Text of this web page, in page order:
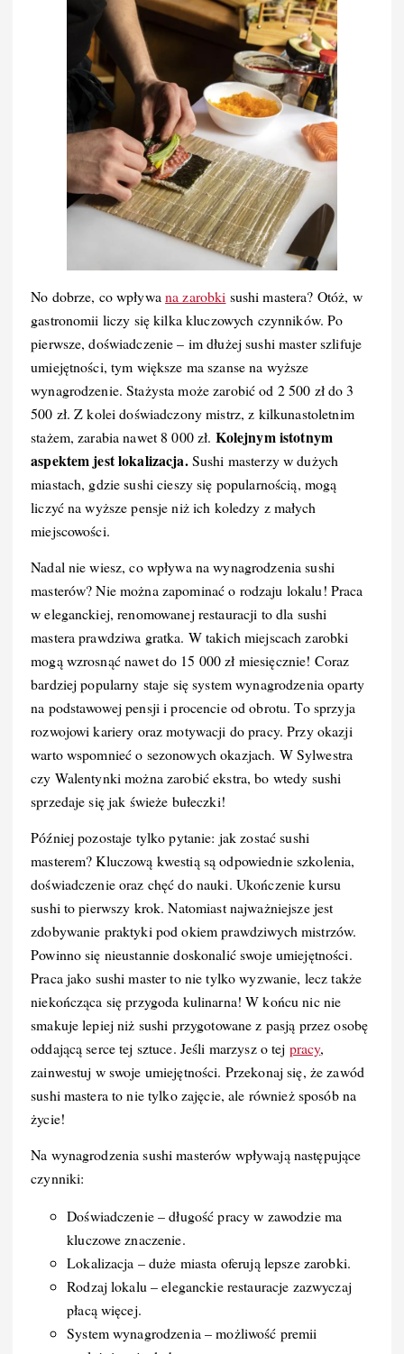
No dobrze, co wpływana zarobki sushi mastera? Otóż, w
gastronomii liczy się kilka kluczowych czynników. Po
pierwsze, doświadczenie – im dłużej sushi master szlifuje
umiejętności, tym większe ma szanse na wyższe
wynagrodzenie. Stażysta może zarobić od 2 500 zł do 3
500 zł. Z kolei doświadczony mistrz, z kilkunastoletnim
stażem, zarabia nawet 8 000 zł. Kolejnym istotnym
aspektem jest lokalizacja.Sushi masterzy w dużych
miastach, gdzie sushi cieszy się popularnością, mogą
liczyć na wyższe pensje niż ich koledzy z małych
miejscowości.
Nadal nie wiesz, co wpływa na wynagrodzenia sushi
masterów? Nie można zapominać o rodzaju lokalu! Praca
w eleganckiej, renomowanej restauracji to dla sushi
mastera prawdziwa gratka. W takich miejscach zarobki
mogą wzrosnąć nawet do 15 000 zł miesięcznie! Coraz
bardziej popularny staje się system wynagrodzenia oparty
na podstawowej pensji i procencie od obrotu. To sprzyja
rozwojowi kariery oraz motywacji do pracy. Przy okazji
warto wspomnieć o sezonowych okazjach. W Sylwestra
czy Walentynki można zarobić ekstra, bo wtedy sushi
sprzedaje się jak świeże bułeczki!
Później pozostaje tylko pytanie: jak zostać sushi
masterem? Kluczową kwestią są odpowiednie szkolenia,
doświadczenie oraz chęć do nauki. Ukończenie kursu
sushi to pierwszy krok. Natomiast najważniejsze jest
zdobywanie praktyki pod okiem prawdziwych mistrzów.
Powinno się nieustannie doskonalić swoje umiejętności.
Praca jako sushi master to nie tylko wyzwanie, lecz także
niekończąca się przygoda kulinarna! W końcu nic nie
smakuje lepiej niż sushi przygotowane z pasją przez osobę
oddającą serce tej sztuce. Jeśli marzysz o tej pracy,
zainwestuj w swoje umiejętności. Przekonaj się, że zawód
sushi mastera to nie tylko zajęcie, ale również sposób na
życie!
Na wynagrodzenia sushi masterów wpływają następujące
czynniki:
Doświadczenie – długość pracy w zawodzie ma
kluczowe znaczenie.
Lokalizacja – duże miasta oferują lepsze zarobki.
Rodzaj lokalu – eleganckie restauracje zazwyczaj
płacą więcej.
System wynagrodzenia – możliwość premii